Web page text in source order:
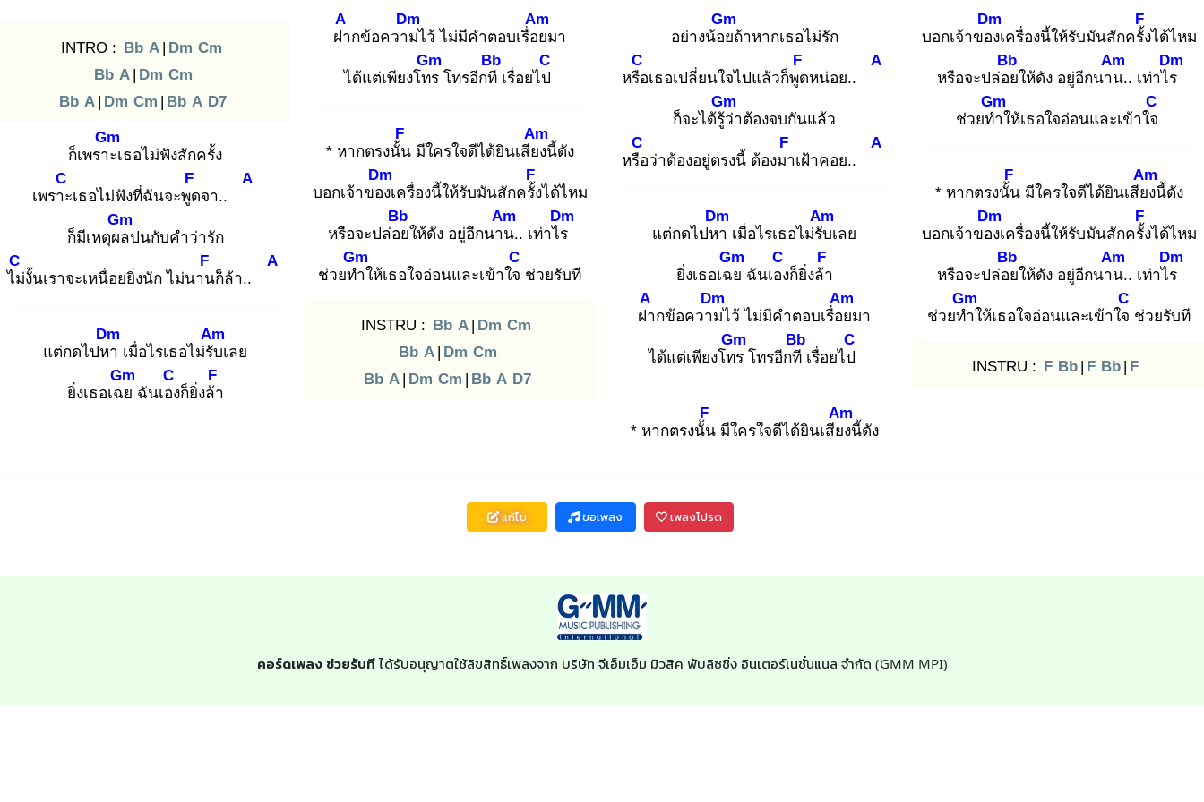
INTRO : Bb A | Dm Cm
Bb A | Dm Cm
Bb A | Dm Cm | Bb A D7
ก็เพราะ
Gm
เธอไม่ฟังสักครั้ง
เพราะ
C
เธอไม่ฟังที่ฉันจะพูด
F
จา..
A
ก็มีเหตุผล
Gm
ปนกับคำว่ารัก
ไม่
C
งั้นเราจะเหนื่อยยิ่งนัก ไม่นาน
F
ก็ล้า..
A
แต่กดไปหา
Dm
เมื่อไรเธอไม่รับ
Am
เลย
ยิ่งเธอเฉย
Gm
ฉันเอง
C
ก็ยิ่งล้า
F
ฝา
A
กข้อความ
Dm
ไว้ ไม่มีคำตอบเรื่อย
Am
มา
ได้แต่เพียงโทร
Gm
โทรอีกที
Bb
เรื่อยไป
C
* หากตรงนั้น
F
มีใครใจดีได้ยินเสียง
Am
นี้ดัง
บอกเจ้าของ
Dm
เครื่องนี้ให้รับมันสักครั้ง
F
ได้ไหม
หรือจะปล่อย
Bb
ให้ดัง อยู่อีกนาน
Am
.. เท่าไร
Dm
ช่วยทำ
Gm
ให้เธอใจอ่อนและเข้าใจ
C
ช่วยรับที
INSTRU : Bb A | Dm Cm
Bb A | Dm Cm
Bb A | Dm Cm | Bb A D7
อย่างน้อย
Gm
ถ้าหากเธอไม่รัก
หรือ
C
เธอเปลี่ยนใจไปแล้วก็พูด
F
หน่อย..
A
ก็จะได้รู้ว่
Gm
าต้องจบกันแล้ว
หรือ
C
ว่าต้องอยู่ตรงนี้ ต้องมา
F
เฝ้าคอย..
A
แต่กดไปหา
Dm
เมื่อไรเธอไม่รับ
Am
เลย
ยิ่งเธอเฉย
Gm
ฉันเอง
C
ก็ยิ่งล้า
F
ฝา
A
กข้อความ
Dm
ไว้ ไม่มีคำตอบเรื่อย
Am
มา
ได้แต่เพียงโทร
Gm
โทรอีกที
Bb
เรื่อยไป
C
* หากตรงนั้น
F
มีใครใจดีได้ยินเสียง
Am
นี้ดัง
บอกเจ้าของ
Dm
เครื่องนี้ให้รับมันสักครั้ง
F
ได้ไหม
หรือจะปล่อย
Bb
ให้ดัง อยู่อีกนาน
Am
.. เท่าไร
Dm
ช่วยทำ
Gm
ให้เธอใจอ่อนและเข้าใจ
C
* หากตรงนั้น
F
มีใครใจดีได้ยินเสียง
Am
นี้ดัง
บอกเจ้าของ
Dm
เครื่องนี้ให้รับมันสักครั้ง
F
ได้ไหม
หรือจะปล่อย
Bb
ให้ดัง อยู่อีกนาน
Am
.. เท่าไร
Dm
ช่วยทำ
Gm
ให้เธอใจอ่อนและเข้าใจ
C
ช่วยรับที
INSTRU : F Bb | F Bb | F
แก้ไข ขอเพลง เพลงโปรด
คอร์ดเพลง ช่วยรับทีได้รับอนุญาตใช้ลิขสิทธิ์เพลงจาก บริษัท จีเอ็มเอ็ม มิวสิค พับลิชชิ่ง อินเตอร์เนชั่นแนล จำกัด (GMM MPI)